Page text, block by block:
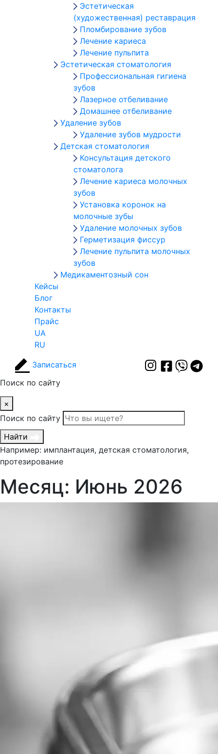
Эстетическая
(художественная) реставрация
Пломбирование зубов
Лечение кариеса
Лечение пульпита
Эстетическая стоматология
Профессиональная гигиена
зубов
Лазерное отбеливание
Домашнее отбеливание
Удаление зубов
Удаление зубов мудрости
Детская стоматология
Консультация детского
стоматолога
Лечение кариеса молочных
зубов
Установка коронок на
молочные зубы
Удаление молочных зубов
Герметизация фиссур
Лечение пульпита молочных
зубов
Медикаментозный сон
Кейсы
Блог
Контакты
Прайс
UA
RU
Записаться
Поиск по сайту
×
Поиск по сайту
Найти
Например: имплантация, детская стоматология,
протезирование
Месяц: Июнь 2026